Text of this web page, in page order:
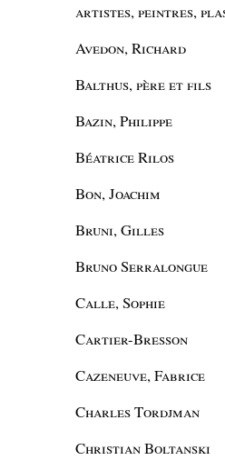
artistes, peintres,
Avedon, Richard
Balthus, père et fils
Bazin, Philippe
Béatrice Rilos
Bon, Joachim
Bruni, Gilles
Bruno Serralongue
Calle, Sophie
Cartier-Bresson
Cazeneuve, Fabrice
Charles Tordjman
Christian Boltanski